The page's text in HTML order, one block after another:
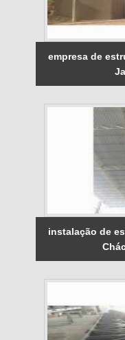
empresa de
instalação de